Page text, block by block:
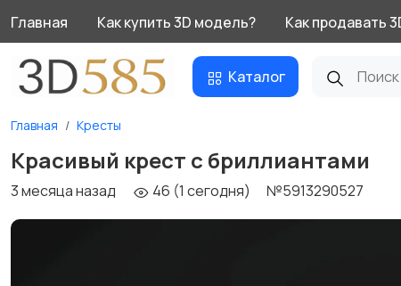
Главная Как купить 3D модель? Как продавать
Каталог
Главная Кресты
Красивый крест с бриллиантами
3 месяца назад 46 (1 сегодня) №5913290527